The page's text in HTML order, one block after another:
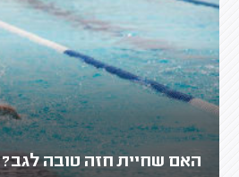
האם שחיית חזה טובה לגב?